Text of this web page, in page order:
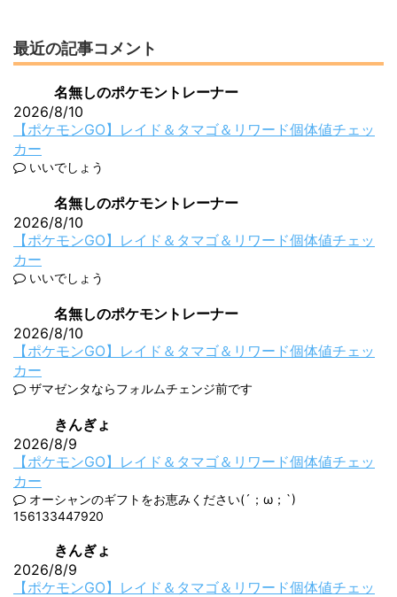
最近の記事コメント
名無しのポケモントレーナー
2026/8/10
【ポケモンGO】レイド＆タマゴ＆リワード個体値チェッ
カー
いいでしょう
名無しのポケモントレーナー
2026/8/10
【ポケモンGO】レイド＆タマゴ＆リワード個体値チェッ
カー
いいでしょう
名無しのポケモントレーナー
2026/8/10
【ポケモンGO】レイド＆タマゴ＆リワード個体値チェッ
カー
ザマゼンタならフォルムチェンジ前です
きんぎょ
2026/8/9
【ポケモンGO】レイド＆タマゴ＆リワード個体値チェッ
カー
オーシャンのギフトをお恵みください(´；ω；`)
156133447920
きんぎょ
2026/8/9
【ポケモンGO】レイド＆タマゴ＆リワード個体値チェッ